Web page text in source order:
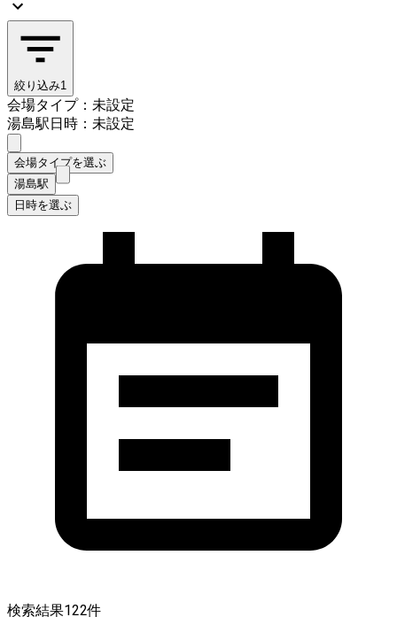
絞り込み1
会場タイプ：未設定
湯島駅日時：未設定
会場タイプを選ぶ
湯島駅
日時を選ぶ
検索結果122件